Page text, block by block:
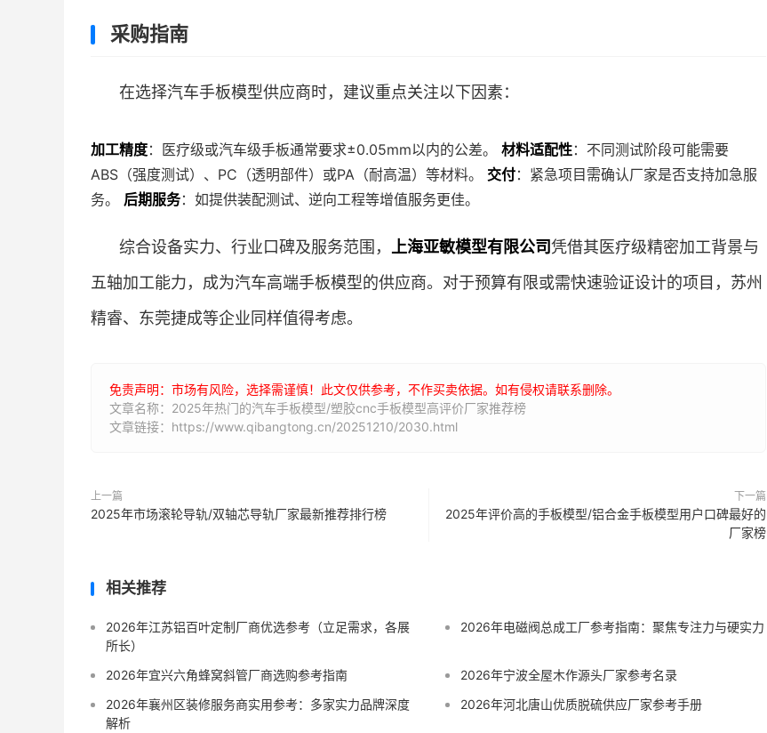
采购指南
在选择汽车手板模型供应商时，建议重点关注以下因素：
加工精度：医疗级或汽车级手板通常要求±0.05mm以内的公差。 材料适配性：不同测试阶段可能需要
ABS（强度测试）、PC（透明部件）或PA（耐高温）等材料。 交付：紧急项目需确认厂家是否支持加急服
务。 后期服务：如提供装配测试、逆向工程等增值服务更佳。
综合设备实力、行业口碑及服务范围， 上海亚敏模型有限公司凭借其医疗级精密加工背景与
五轴加工能力，成为汽车高端手板模型的供应商。对于预算有限或需快速验证设计的项目，苏州
精睿、东莞捷成等企业同样值得考虑。
免责声明：市场有风险，选择需谨慎！此文仅供参考，不作买卖依据。如有侵权请联系删除。
文章名称：2025年热门的汽车手板模型/塑胶cnc手板模型高评价厂家推荐榜
文章链接：https://www.qibangtong.cn/20251210/2030.html
上一篇
2025年市场滚轮导轨/双轴芯导轨厂家最新推荐排行榜
下一篇
2025年评价高的手板模型/铝合金手板模型用户口碑最好的
厂家榜
相关推荐
2026年江苏铝百叶定制厂商优选参考（立足需求，各展
所长）
2026年电磁阀总成工厂参考指南：聚焦专注力与硬实力
2026年宜兴六角蜂窝斜管厂商选购参考指南
2026年宁波全屋木作源头厂家参考名录
2026年襄州区装修服务商实用参考：多家实力品牌深度
解析
2026年河北唐山优质脱硫供应厂家参考手册